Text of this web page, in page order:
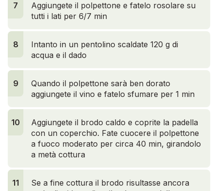
7
Aggiungete il polpettone e fatelo rosolare su
tutti i lati per 6/7 min
8
Intanto in un pentolino scaldate 120 g di
acqua e il dado
9
Quando il polpettone sarà ben dorato
aggiungete il vino e fatelo sfumare per 1 min
10
Aggiungete il brodo caldo e coprite la padella
con un coperchio. Fate cuocere il polpettone
a fuoco moderato per circa 40 min, girandolo
a metà cottura
11
Se a fine cottura il brodo risultasse ancora